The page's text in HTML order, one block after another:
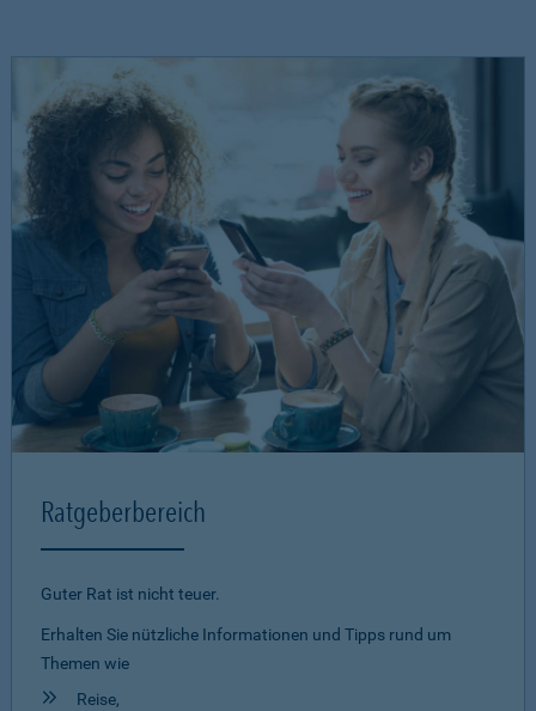
Ratgeberbereich
Guter Rat ist nicht teuer.
Erhalten Sie nützliche Informationen und Tipps rund um
Themen wie
Reise,